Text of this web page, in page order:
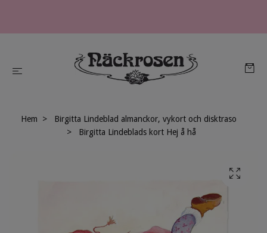
Hem
Birgitta Lindeblad almanckor, vykort och disktraso
Birgitta Lindeblads kort Hej å hå